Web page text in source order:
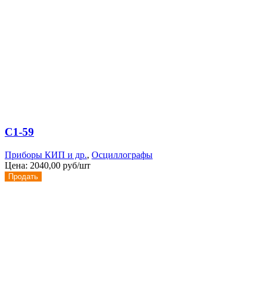
С1-59
Приборы КИП и др., Осциллографы
Цена: 2040,00 руб/шт
Продать